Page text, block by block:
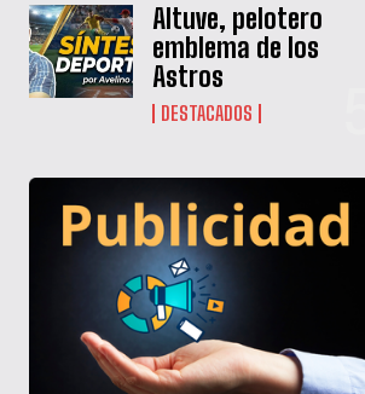
Altuve, pelotero
emblema de los
Astros
DESTACADOS